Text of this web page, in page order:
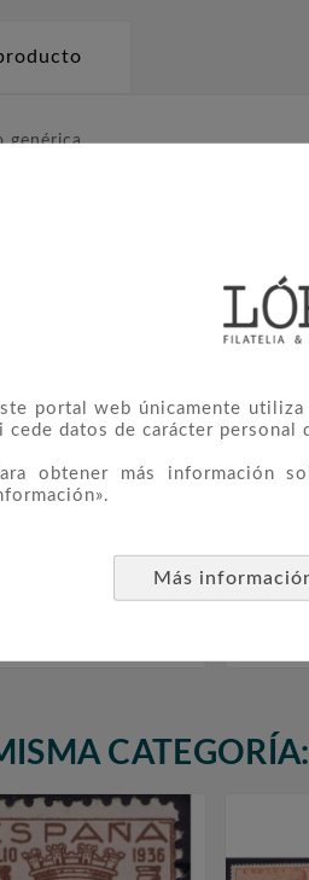
portal web únicamente
cede datos de carácter
obtener más información
Más
genérica.
ESTE
36 Personajes
CATEGORÍA: